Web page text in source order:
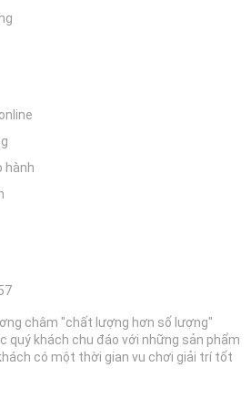
hành
châm "chất lượng hơn số lượng"
quý khách chu đáo với những sản phẩm
có một thời gian vu chơi giải trí tốt